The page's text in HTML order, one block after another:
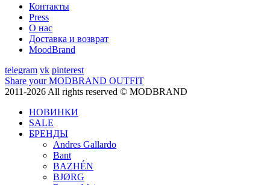
Контакты
Press
О нас
Доставка и возврат
MoodBrand
telegram vk pinterest
Share your MODBRAND OUTFIT
2011-2026 All rights reserved © MODBRAND
НОВИНКИ
SALE
БРЕНДЫ
Andres Gallardo
Bant
BAZHÉN
BJØRG